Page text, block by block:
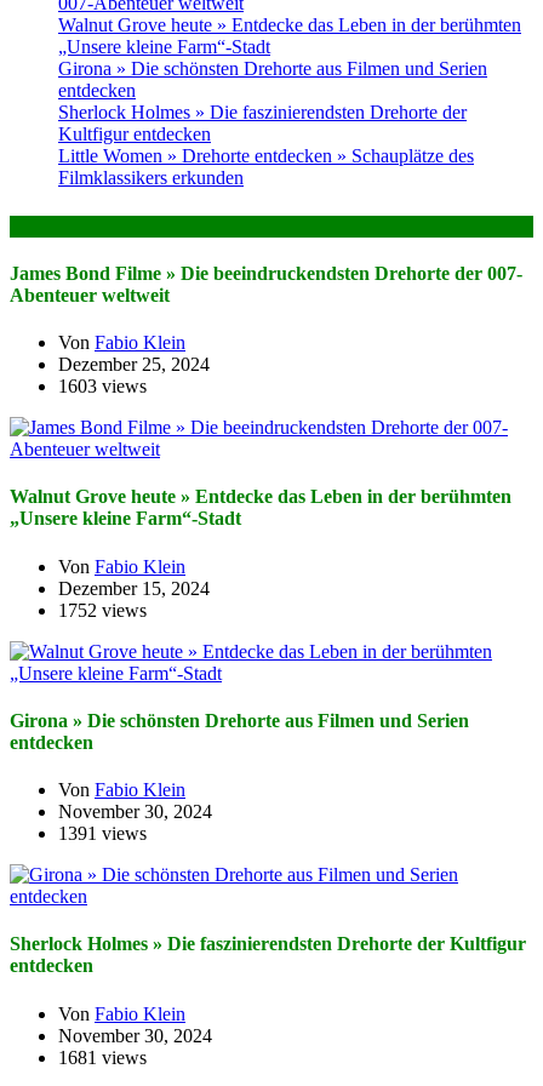
Walnut Grove heute » Entdecke das Leben in der berühmten
„Unsere kleine Farm“-Stadt
Girona » Die schönsten Drehorte aus Filmen und Serien
entdecken
Sherlock Holmes » Die faszinierendsten Drehorte der
Kultfigur entdecken
Little Women » Drehorte entdecken » Schauplätze des
Filmklassikers erkunden
James Bond Filme » Die beeindruckendsten Drehorte der 007-
Abenteuer weltweit
Von Fabio Klein
Dezember 25, 2024
1603 views
Walnut Grove heute » Entdecke das Leben in der berühmten
„Unsere kleine Farm“-Stadt
Von Fabio Klein
Dezember 15, 2024
1752 views
Girona » Die schönsten Drehorte aus Filmen und Serien
entdecken
Von Fabio Klein
November 30, 2024
1391 views
Sherlock Holmes » Die faszinierendsten Drehorte der Kultfigur
entdecken
Von Fabio Klein
November 30, 2024
1681 views